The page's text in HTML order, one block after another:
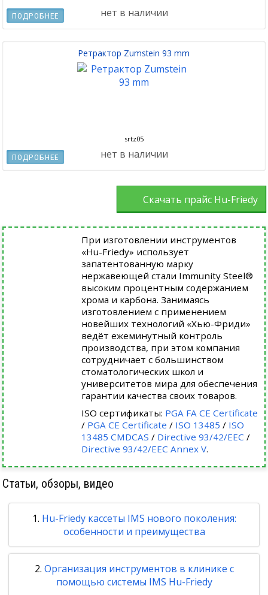
нет в наличии
ПОДРОБНЕЕ
Ретрактор Zumstein 93 mm
srtz05
нет в наличии
ПОДРОБНЕЕ
Скачать прайс Hu-Friedy
При изготовлении инструментов
«Hu-Friedy» использует
запатентованную марку
нержавеющей стали Immunity Steel®
высоким процентным содержанием
хрома и карбона. Занимаясь
изготовлением с применением
новейших технологий «Хью-Фриди»
ведёт ежеминутный контроль
производства, при этом компания
сотрудничает с большинством
стоматологических школ и
университетов мира для обеспечения
гарантии качества своих товаров.
ISO сертификаты: PGA FA CE Certificate
/ PGA CE Certificate / ISO 13485 / ISO
13485 CMDCAS / Directive 93/42/EEC /
Directive 93/42/EEC Annex V.
Статьи, обзоры, видео
Hu-Friedy кассеты IMS нового поколения:
особенности и преимущества
Организация инструментов в клинике с
помощью системы IMS Hu-Friedy